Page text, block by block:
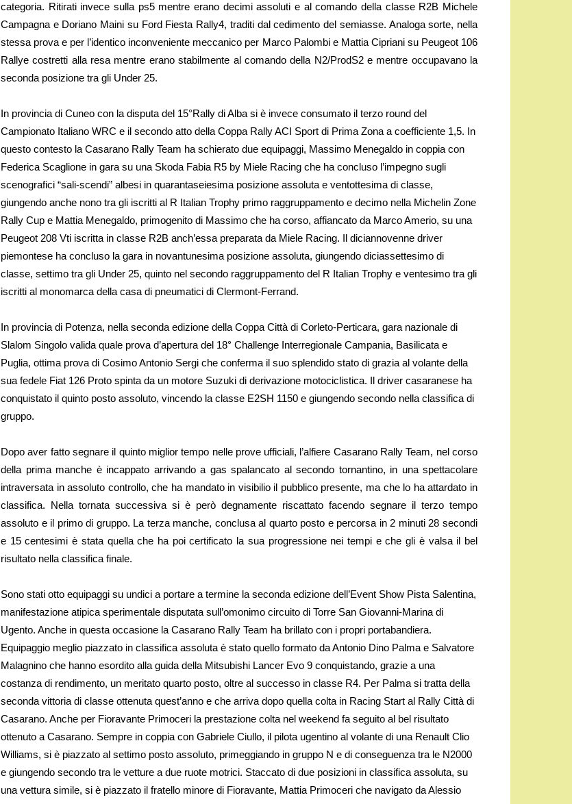
categoria. Ritirati invece sulla ps5 mentre erano decimi assoluti e al comando della classe R2B Michele
Campagna e Doriano Maini su Ford Fiesta Rally4, traditi dal cedimento del semiasse. Analoga sorte, nella
stessa prova e per l’identico inconveniente meccanico per Marco Palombi e Mattia Cipriani su Peugeot 106
Rallye costretti alla resa mentre erano stabilmente al comando della N2/ProdS2 e mentre occupavano la
seconda posizione tra gli Under 25.
In provincia di Cuneo con la disputa del 15°Rally di Alba si è invece consumato il terzo round del
Campionato Italiano WRC e il secondo atto della Coppa Rally ACI Sport di Prima Zona a coefficiente 1,5. In
questo contesto la Casarano Rally Team ha schierato due equipaggi, Massimo Menegaldo in coppia con
Federica Scaglione in gara su una Skoda Fabia R5 by Miele Racing che ha concluso l’impegno sugli
scenografici “sali-scendi” albesi in quarantaseiesima posizione assoluta e ventottesima di classe,
giungendo anche nono tra gli iscritti al R Italian Trophy primo raggruppamento e decimo nella Michelin Zone
Rally Cup e Mattia Menegaldo, primogenito di Massimo che ha corso, affiancato da Marco Amerio, su una
Peugeot 208 Vti iscritta in classe R2B anch’essa preparata da Miele Racing. Il diciannovenne driver
piemontese ha concluso la gara in novantunesima posizione assoluta, giungendo diciassettesimo di
classe, settimo tra gli Under 25, quinto nel secondo raggruppamento del R Italian Trophy e ventesimo tra gli
iscritti al monomarca della casa di pneumatici di Clermont-Ferrand.
In provincia di Potenza, nella seconda edizione della Coppa Città di Corleto-Perticara, gara nazionale di
Slalom Singolo valida quale prova d’apertura del 18° Challenge Interregionale Campania, Basilicata e
Puglia, ottima prova di Cosimo Antonio Sergi che conferma il suo splendido stato di grazia al volante della
sua fedele Fiat 126 Proto spinta da un motore Suzuki di derivazione motociclistica. Il driver casaranese ha
conquistato il quinto posto assoluto, vincendo la classe E2SH 1150 e giungendo secondo nella classifica di
gruppo.
Dopo aver fatto segnare il quinto miglior tempo nelle prove ufficiali, l’alfiere Casarano Rally Team, nel corso
della prima manche è incappato arrivando a gas spalancato al secondo tornantino, in una spettacolare
intraversata in assoluto controllo, che ha mandato in visibilio il pubblico presente, ma che lo ha attardato in
classifica. Nella tornata successiva si è però degnamente riscattato facendo segnare il terzo tempo
assoluto e il primo di gruppo. La terza manche, conclusa al quarto posto e percorsa in 2 minuti 28 secondi
e 15 centesimi è stata quella che ha poi certificato la sua progressione nei tempi e che gli è valsa il bel
risultato nella classifica finale.
Sono stati otto equipaggi su undici a portare a termine la seconda edizione dell’Event Show Pista Salentina,
manifestazione atipica sperimentale disputata sull’omonimo circuito di Torre San Giovanni-Marina di
Ugento. Anche in questa occasione la Casarano Rally Team ha brillato con i propri portabandiera.
Equipaggio meglio piazzato in classifica assoluta è stato quello formato da Antonio Dino Palma e Salvatore
Malagnino che hanno esordito alla guida della Mitsubishi Lancer Evo 9 conquistando, grazie a una
costanza di rendimento, un meritato quarto posto, oltre al successo in classe R4. Per Palma si tratta della
seconda vittoria di classe ottenuta quest’anno e che arriva dopo quella colta in Racing Start al Rally Città di
Casarano. Anche per Fioravante Primoceri la prestazione colta nel weekend fa seguito al bel risultato
ottenuto a Casarano. Sempre in coppia con Gabriele Ciullo, il pilota ugentino al volante di una Renault Clio
Williams, si è piazzato al settimo posto assoluto, primeggiando in gruppo N e di conseguenza tra le N2000
e giungendo secondo tra le vetture a due ruote motrici. Staccato di due posizioni in classifica assoluta, su
una vettura simile, si è piazzato il fratello minore di Fioravante, Mattia Primoceri che navigato da Alessio